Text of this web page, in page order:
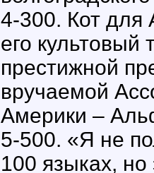
4-300. Кот для
его культовый
престижной
вручаемой
Америки –
5-500. «Я не
100 языках,